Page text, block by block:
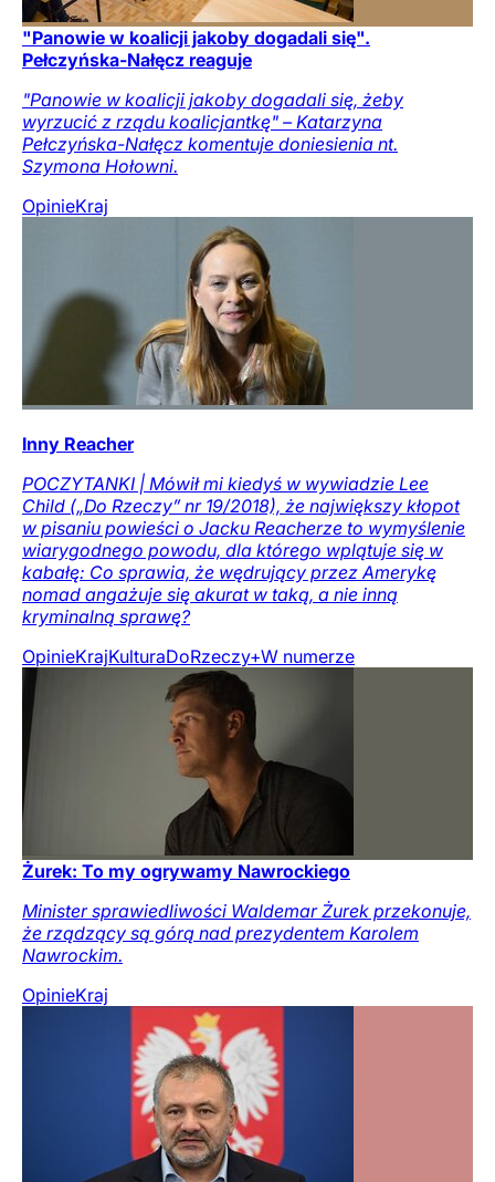
"Panowie w koalicji jakoby dogadali się".
Pełczyńska-Nałęcz reaguje
"Panowie w koalicji jakoby dogadali się, żeby
wyrzucić z rządu koalicjantkę" – Katarzyna
Pełczyńska-Nałęcz komentuje doniesienia nt.
Szymona Hołowni.
OpinieKraj
Inny Reacher
POCZYTANKI | Mówił mi kiedyś w wywiadzie Lee
Child („Do Rzeczy” nr 19/2018), że największy kłopot
w pisaniu powieści o Jacku Reacherze to wymyślenie
wiarygodnego powodu, dla którego wplątuje się w
kabałę: Co sprawia, że wędrujący przez Amerykę
nomad angażuje się akurat w taką, a nie inną
kryminalną sprawę?
OpinieKrajKulturaDoRzeczy+W numerze
Żurek: To my ogrywamy Nawrockiego
Minister sprawiedliwości Waldemar Żurek przekonuje,
że rządzący są górą nad prezydentem Karolem
Nawrockim.
OpinieKraj